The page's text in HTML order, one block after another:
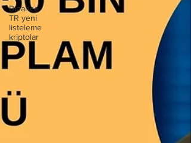
Binance
TR yeni
listeleme
kriptolar